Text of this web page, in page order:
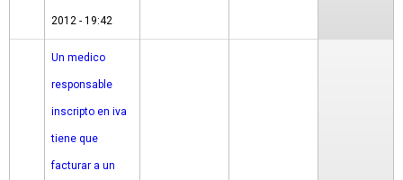
2012 - 19:42
Un medico
responsable
inscripto en iva
tiene que
facturar a un